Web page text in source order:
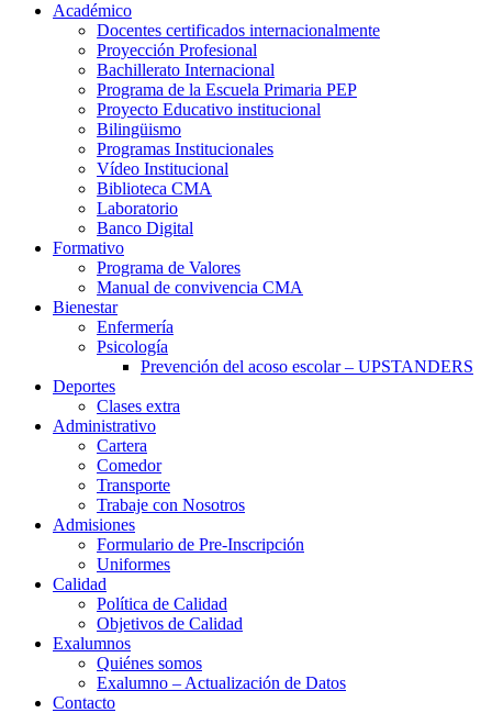
Académico
Docentes certificados internacionalmente
Proyección Profesional
Bachillerato Internacional
Programa de la Escuela Primaria PEP
Proyecto Educativo institucional
Bilingüismo
Programas Institucionales
Vídeo Institucional
Biblioteca CMA
Laboratorio
Banco Digital
Formativo
Programa de Valores
Manual de convivencia CMA
Bienestar
Enfermería
Psicología
Prevención del acoso escolar – UPSTANDERS
Deportes
Clases extra
Administrativo
Cartera
Comedor
Transporte
Trabaje con Nosotros
Admisiones
Formulario de Pre-Inscripción
Uniformes
Calidad
Política de Calidad
Objetivos de Calidad
Exalumnos
Quiénes somos
Exalumno – Actualización de Datos
Contacto